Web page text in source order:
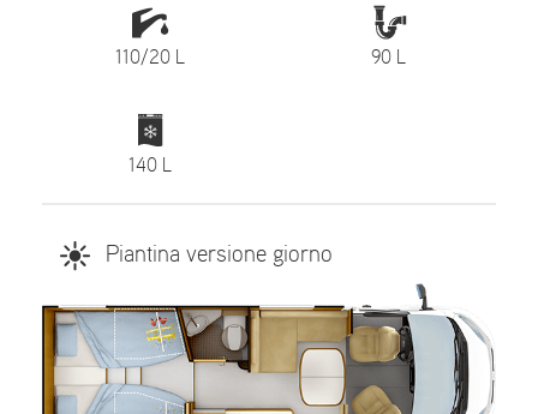
110/20 L 90 L
140 L
Piantina versione giorno